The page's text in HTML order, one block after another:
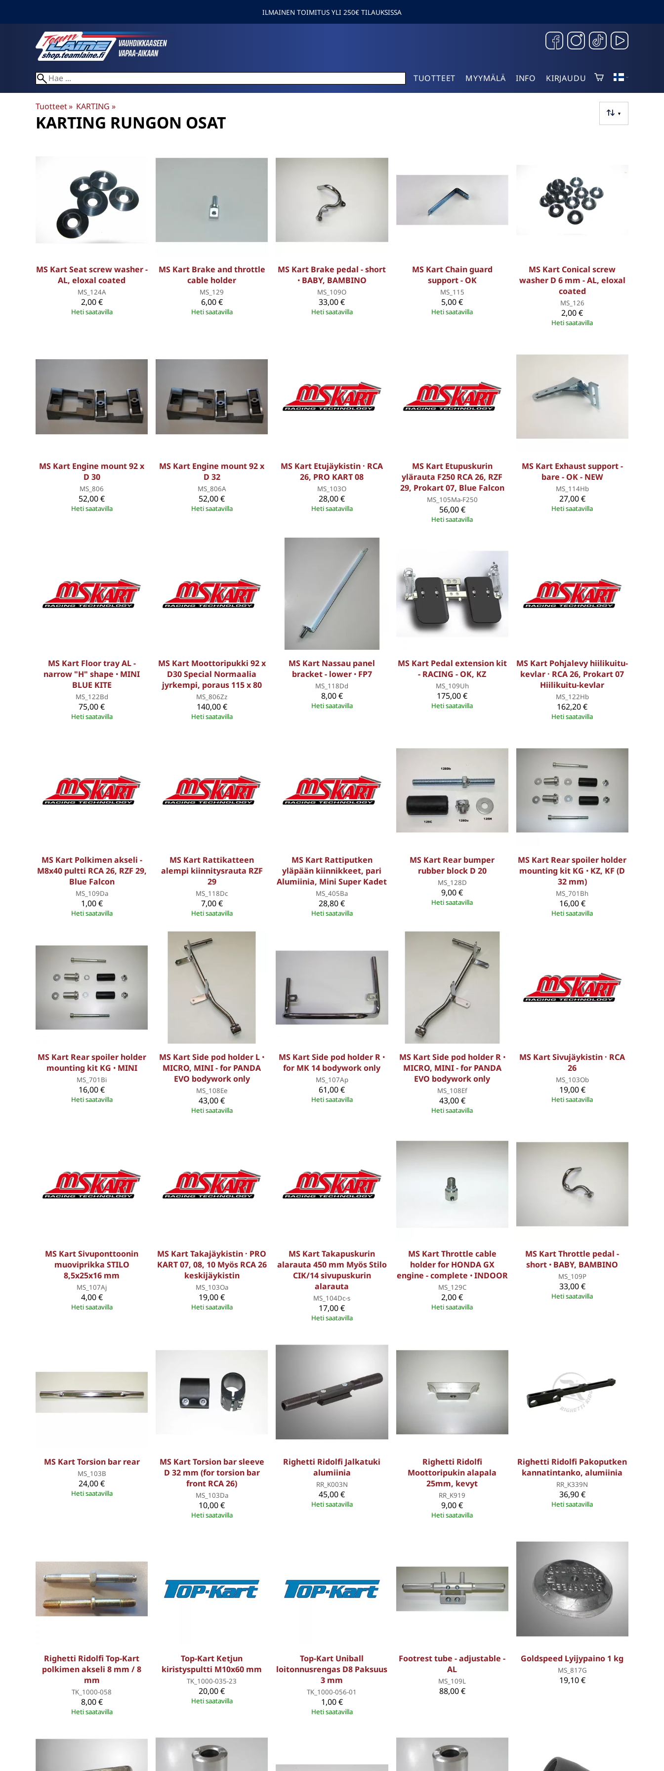
ILMAINEN TOIMITUS YLI 250€ TILAUKSISSA
TUOTTEET MYYMÄLÄ INFO KIRJAUDU
Tuotteet‪» KARTING ‪»
▼
KARTING RUNGON OSAT
MS Kart Seat screw washer -
AL, eloxal coated
MS_124A
2,00 €
Heti saatavilla
MS Kart Brake and throttle
cable holder
MS_129
6,00 €
Heti saatavilla
MS Kart Brake pedal - short
ꞏ BABY, BAMBINO
MS_109O
33,00 €
Heti saatavilla
MS Kart Chain guard
support - OK
MS_115
5,00 €
Heti saatavilla
MS Kart Conical screw
washer D 6 mm - AL, eloxal
coated
MS_126
2,00 €
Heti saatavilla
MS Kart Engine mount 92 x
D 30
MS_806
52,00 €
Heti saatavilla
MS Kart Engine mount 92 x
D 32
MS_806A
52,00 €
Heti saatavilla
MS Kart Etujäykistin · RCA
26, PRO KART 08
MS_103O
28,00 €
Heti saatavilla
MS Kart Etupuskurin
ylärauta F250 RCA 26, RZF
29, Prokart 07, Blue Falcon
MS_105Ma-F250
56,00 €
Heti saatavilla
MS Kart Exhaust support -
bare - OK - NEW
MS_114Hb
27,00 €
Heti saatavilla
MS Kart Floor tray AL -
narrow "H" shape ꞏ MINI
BLUE KITE
MS_122Bd
75,00 €
Heti saatavilla
MS Kart Moottoripukki 92 x
D30 Special Normaalia
jyrkempi, poraus 115 x 80
MS_806Zz
140,00 €
Heti saatavilla
MS Kart Nassau panel
bracket - lower ꞏ FP7
MS_118Dd
8,00 €
Heti saatavilla
MS Kart Pedal extension kit
- RACING - OK, KZ
MS_109Uh
175,00 €
Heti saatavilla
MS Kart Pohjalevy hiilikuitu-
kevlar · RCA 26, Prokart 07
Hiilikuitu-kevlar
MS_122Hb
162,20 €
Heti saatavilla
MS Kart Polkimen akseli -
M8x40 pultti RCA 26, RZF 29,
Blue Falcon
MS_109Da
1,00 €
Heti saatavilla
MS Kart Rattikatteen
alempi kiinnitysrauta RZF
29
MS_118Dc
7,00 €
Heti saatavilla
MS Kart Rattiputken
yläpään kiinnikkeet, pari
Alumiinia, Mini Super Kadet
MS_405Ba
28,80 €
Heti saatavilla
MS Kart Rear bumper
rubber block D 20
MS_128D
9,00 €
Heti saatavilla
MS Kart Rear spoiler holder
mounting kit KG ꞏ KZ, KF (D
32 mm)
MS_701Bh
16,00 €
Heti saatavilla
MS Kart Rear spoiler holder
mounting kit KG ꞏ MINI
MS_701Bi
16,00 €
Heti saatavilla
MS Kart Side pod holder L ꞏ
MICRO, MINI - for PANDA
EVO bodywork only
MS_108Ee
43,00 €
Heti saatavilla
MS Kart Side pod holder R ꞏ
for MK 14 bodywork only
MS_107Ap
61,00 €
Heti saatavilla
MS Kart Side pod holder R ꞏ
MICRO, MINI - for PANDA
EVO bodywork only
MS_108Ef
43,00 €
Heti saatavilla
MS Kart Sivujäykistin · RCA
26
MS_103Ob
19,00 €
Heti saatavilla
MS Kart Sivuponttoonin
muoviprikka STILO
8,5x25x16 mm
MS_107Aj
4,00 €
Heti saatavilla
MS Kart Takajäykistin · PRO
KART 07, 08, 10 Myös RCA 26
keskijäykistin
MS_103Oa
19,00 €
Heti saatavilla
MS Kart Takapuskurin
alarauta 450 mm Myös Stilo
CIK/14 sivupuskurin
alarauta
MS_104Dc-s
17,00 €
Heti saatavilla
MS Kart Throttle cable
holder for HONDA GX
engine - complete ꞏ INDOOR
MS_129C
2,00 €
Heti saatavilla
MS Kart Throttle pedal -
short ꞏ BABY, BAMBINO
MS_109P
33,00 €
Heti saatavilla
MS Kart Torsion bar rear
MS_103B
24,00 €
Heti saatavilla
MS Kart Torsion bar sleeve
D 32 mm (for torsion bar
front RCA 26)
MS_103Da
10,00 €
Heti saatavilla
Righetti Ridolfi Jalkatuki
alumiinia
RR_K003N
45,00 €
Heti saatavilla
Righetti Ridolfi
Moottoripukin alapala
25mm, kevyt
RR_K919
9,00 €
Heti saatavilla
Righetti Ridolfi Pakoputken
kannatintanko, alumiinia
RR_K339N
36,90 €
Heti saatavilla
Righetti Ridolfi Top-Kart
polkimen akseli 8 mm / 8
mm
TK_1000-058
8,00 €
Heti saatavilla
Top-Kart Ketjun
kiristyspultti M10x60 mm
TK_1000-035-23
20,00 €
Heti saatavilla
Top-Kart Uniball
loitonnusrengas D8 Paksuus
3 mm
TK_1000-056-01
1,00 €
Heti saatavilla
Footrest tube - adjustable -
AL
MS_109L
88,00 €
Goldspeed Lyijypaino 1 kg
MS_817G
19,10 €